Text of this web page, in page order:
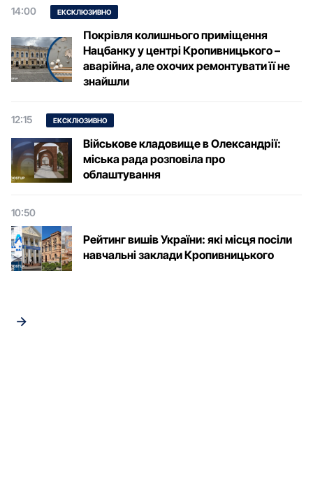
14:00 ЕКСКЛЮЗИВНО
Покрівля колишнього приміщення
Нацбанку у центрі Кропивницького –
аварійна, але охочих ремонтувати її не
знайшли
12:15 ЕКСКЛЮЗИВНО
Військове кладовище в Олександрії:
міська рада розповіла про
облаштування
10:50
Рейтинг вишів України: які місця посіли
навчальні заклади Кропивницького